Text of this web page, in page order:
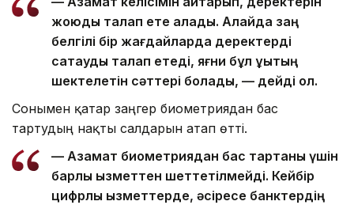
жоюды талап ете алады. Алайда заң
белгілі бір жағдайларда деректерді
сақтауды талап етеді, яғни бұл құқықтың
шектелетін сәттері болады, — дейді ол.
Сонымен қатар заңгер биометриядан бас
тартудың нақты салдарын атап өтті.
— Азамат биометриядан бас тартқаны үшін
барлық қызметтен шеттетілмейді. Кейбір
цифрлық қызметтерде, әсіресе банктердің